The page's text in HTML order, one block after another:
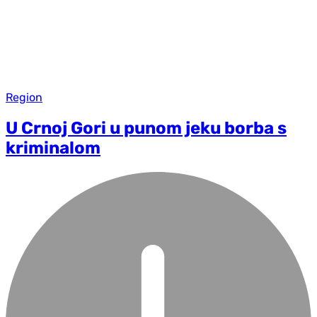
Region
U Crnoj Gori u punom jeku borba s
kriminalom